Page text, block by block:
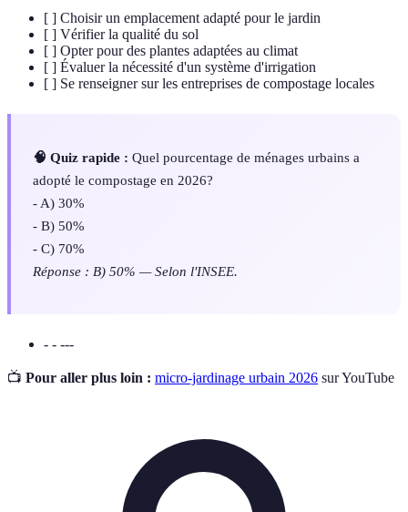
[ ] Choisir un emplacement adapté pour le jardin
[ ] Vérifier la qualité du sol
[ ] Opter pour des plantes adaptées au climat
[ ] Évaluer la nécessité d'un système d'irrigation
[ ] Se renseigner sur les entreprises de compostage locales
🧠 Quiz rapide : Quel pourcentage de ménages urbains a
adopté le compostage en 2026?
- A) 30%
- B) 50%
- C) 70%
Réponse : B) 50% — Selon l'INSEE.
- - ---
📺 Pour aller plus loin : micro-jardinage urbain 2026 sur YouTube